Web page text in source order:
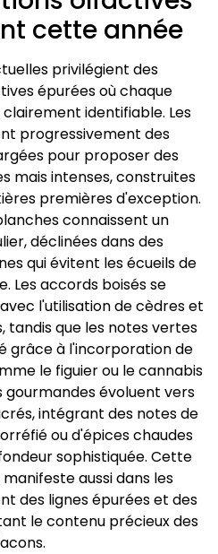
cette année
privilégient des
épurées où chaque
identifiable. Les
progressivement des
pour proposer des
mais intenses, construites
premières d'exception.
connaissent un
déclinées dans des
qui évitent les écueils de
Les accords boisés se
l'utilisation de cèdres et
tandis que les notes vertes
grâce à l'incorporation de
le figuier ou le cannabis
évoluent vers
intégrant des notes de
ou d'épices chaudes
sophistiquée. Cette
aussi dans les
des lignes épurées et des
le contenu précieux des